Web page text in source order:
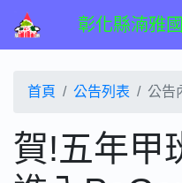
彰化縣湳雅
首頁 公告列表 公告
賀!五年甲